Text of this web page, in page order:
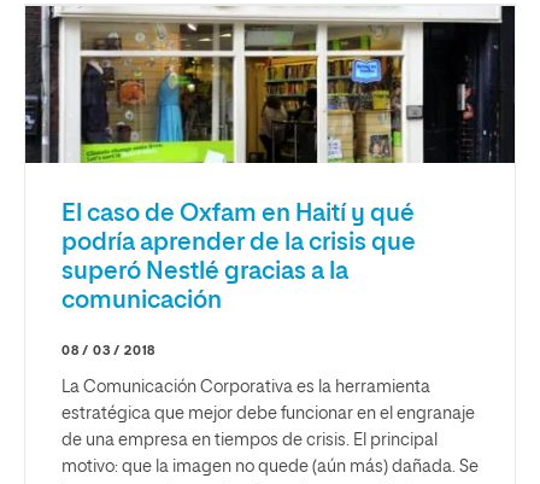
El caso de Oxfam en Haití y qué
podría aprender de la crisis que
superó Nestlé gracias a la
comunicación
08 / 03 / 2018
La Comunicación Corporativa es la herramienta
estratégica que mejor debe funcionar en el engranaje
de una empresa en tiempos de crisis. El principal
motivo: que la imagen no quede (aún más) dañada. Se